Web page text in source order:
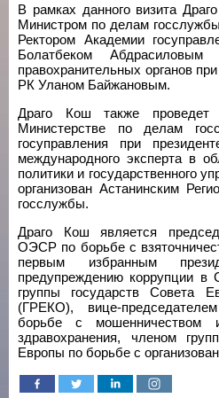
В рамках данного визита
Министром по делам
Ректором Академии
Болатбеком
правохранительных органов
РК Уланом Байжановым.
Драго Кош также
Министерстве по делам
госуправления при
международного эксперта в
политики и государственного
организован Астанинским
госслужбы.
Драго Кош является
ОЭСР по борьбе с
первым избранным
предупреждению коррупции в
группы государств Совета
(ГРЕКО), вице-
борьбе с мошенничеством
здравохранения, членом
Европы по борьбе с